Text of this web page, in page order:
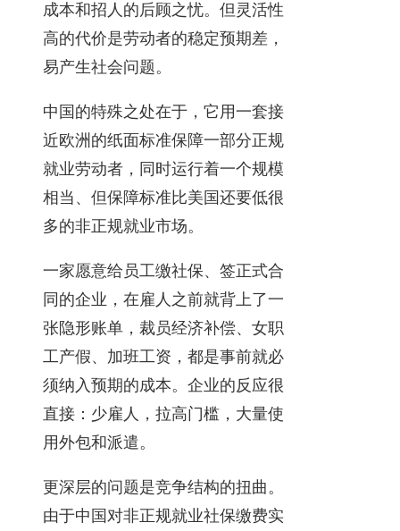
成本和招人的后顾之忧。但灵活性
高的代价是劳动者的稳定预期差，
易产生社会问题。
中国的特殊之处在于，它用一套接
近欧洲的纸面标准保障一部分正规
就业劳动者，同时运行着一个规模
相当、但保障标准比美国还要低很
多的非正规就业市场。
一家愿意给员工缴社保、签正式合
同的企业，在雇人之前就背上了一
张隐形账单，裁员经济补偿、女职
工产假、加班工资，都是事前就必
须纳入预期的成本。企业的反应很
直接：少雇人，拉高门槛，大量使
用外包和派遣。
更深层的问题是竞争结构的扭曲。
由于中国对非正规就业社保缴费实